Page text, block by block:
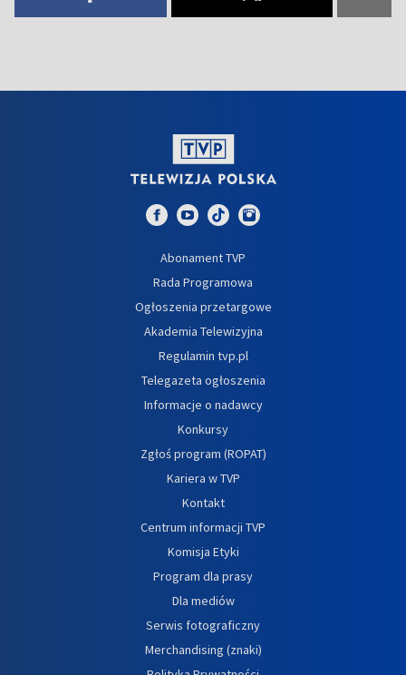
Abonament TVP
Rada Programowa
Ogłoszenia przetargowe
Akademia Telewizyjna
Regulamin tvp.pl
Telegazeta ogłoszenia
Informacje o nadawcy
Konkursy
Zgłoś program (ROPAT)
Kariera w TVP
Kontakt
Centrum informacji TVP
Komisja Etyki
Program dla prasy
Dla mediów
Serwis fotograficzny
Merchandising (znaki)